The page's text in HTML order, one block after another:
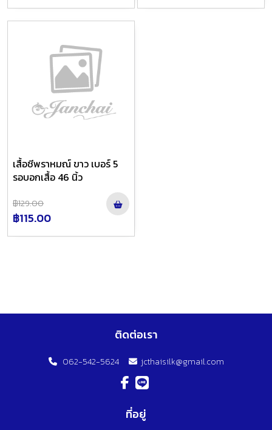
เสื้อชีพราหมณ์ ขาว เบอร์ 5
รอบอกเสื้อ 46 นิ้ว
฿129.00
฿115.00
ติดต่อเรา
062-542-5624 jcthaisilk@gmail.com
ที่อยู่